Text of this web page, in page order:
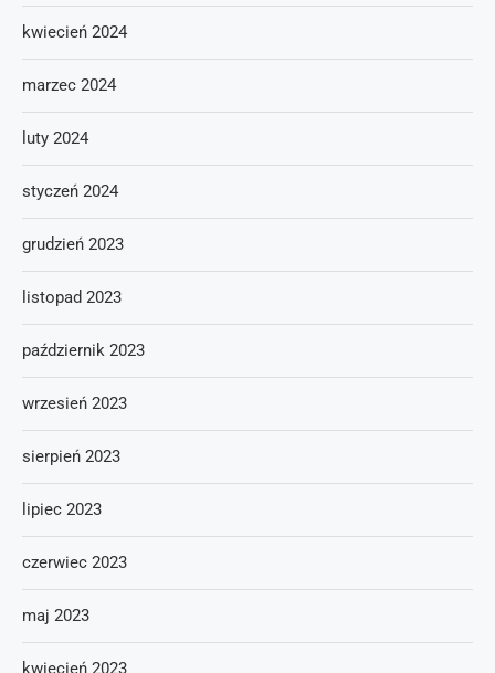
kwiecień 2024
marzec 2024
luty 2024
styczeń 2024
grudzień 2023
listopad 2023
październik 2023
wrzesień 2023
sierpień 2023
lipiec 2023
czerwiec 2023
maj 2023
kwiecień 2023